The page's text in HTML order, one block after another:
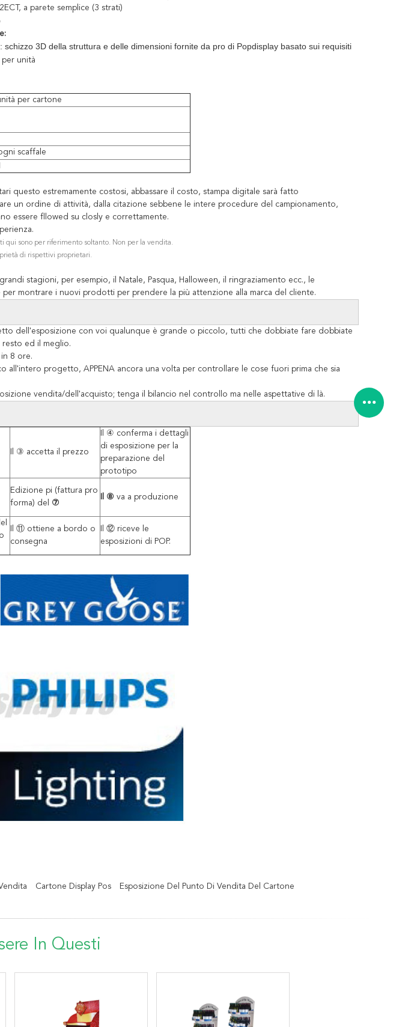
a parete semplice (3 strati)
3D della struttura e delle dimensioni fornite da pro di Popdisplay basato sui requisiti
per unità
per cartone
scaffale
questo estremamente costosi, abbassare il costo, stampa digitale sarà fatto
un ordine di attività, dalla citazione sebbene le intere procedure del campionamento,
essere fllowed su closly e correttamente.
qui sono per riferimento soltanto. Non per la vendita.
di rispettivi proprietari.
stagioni, per esempio, il Natale, Pasqua, Halloween, il ringraziamento ecc., le
per montrare i nuovi prodotti per prendere la più attenzione alla marca del cliente.
dell'esposizione con voi qualunque è grande o piccolo, tutti che dobbiate fare dobbiate
resto ed il meglio.
8 ore.
all'intero progetto, APPENA ancora una volta per controllare le cose fuori prima che sia
vendita/dell'acquisto; tenga il bilancio nel controllo ma nelle aspettative di là.
Il ③ accetta il prezzo
Il ④ conferma i dettagli
di esposizione per la
preparazione del
prototipo
Edizione pi (fattura pro
forma) del ⑦
Il ⑧ va a produzione
Il ⑪ ottiene a bordo o
consegna
Il ⑫ riceve le
esposizioni di POP.
Cartone Display Pos Esposizione Del Punto Di Vendita Del Cartone
In Questi